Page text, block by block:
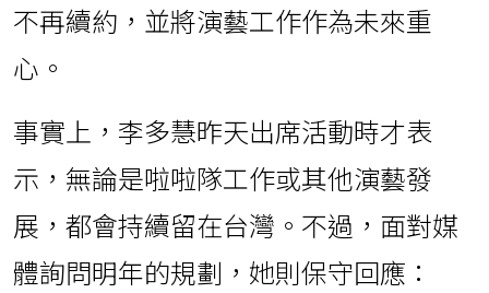
不再續約，並將演藝工作作為未來重
心。
事實上，李多慧昨天出席活動時才表
示，無論是啦啦隊工作或其他演藝發
展，都會持續留在台灣。不過，面對媒
體詢問明年的規劃，她則保守回應：